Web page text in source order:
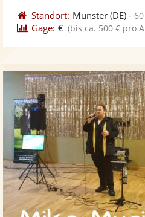
Standort: Münster (DE) -
Gage: € (bis ca. 500 € pro